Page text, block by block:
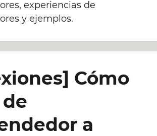
experiencias de
y ejemplos.
Cómo
a